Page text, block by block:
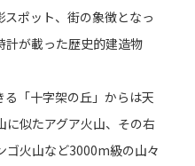
スポット、街の象徴となっ
計が載った歴史的建造物
る「十字架の丘」からは天
に似たアグア火山、その右
ゴ火山など3000m級の山々